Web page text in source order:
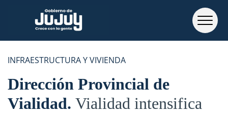
INFRAESTRUCTURA Y VIVIENDA
Dirección Provincial de
Vialidad Vialidad intensifica